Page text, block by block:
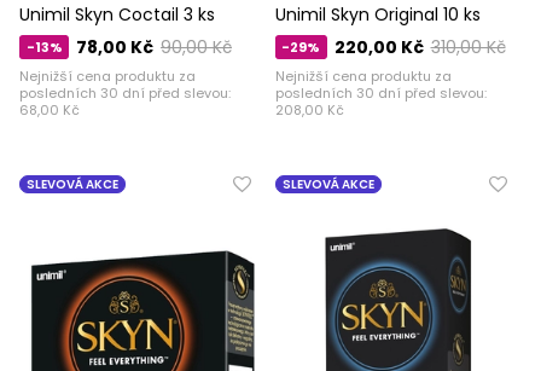
Unimil Skyn ​​​​Coctail 3 ks
-13% 90,00 Kč
78,00 Kč
Nejnižší cena produktu za
posledních 30 dní před slevou:
68,00 Kč
Unimil Skyn ​​​​Original 10 ks
-29% 310,00 Kč
220,00 Kč
Nejnižší cena produktu za
posledních 30 dní před slevou:
208,00 Kč
SLEVOVÁ AKCE SLEVOVÁ AKCE